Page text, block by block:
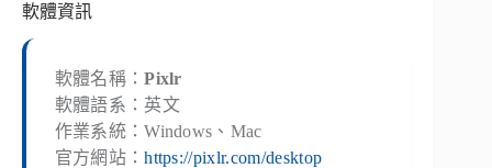
軟體資訊
軟體名稱：Pixlr
軟體語系：英文
作業系統：Windows、Mac
官方網站：https://pixlr.com/desktop